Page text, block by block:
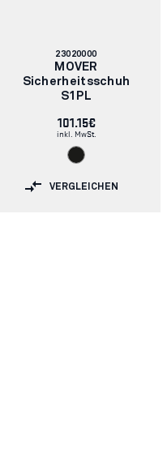
Artikelnummer:
23020000
MOVER
Sicherheitsschuh
S1PL
101.15€
inkl. MwSt.
VERGLEICHEN